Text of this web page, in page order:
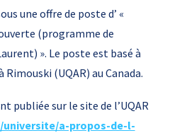
une offre de poste d’ «
(programme de
». Le poste est basé à
Rimouski (UQAR) au Canada.
publiée sur le site de l’UQAR
universite/a-propos-de-l-